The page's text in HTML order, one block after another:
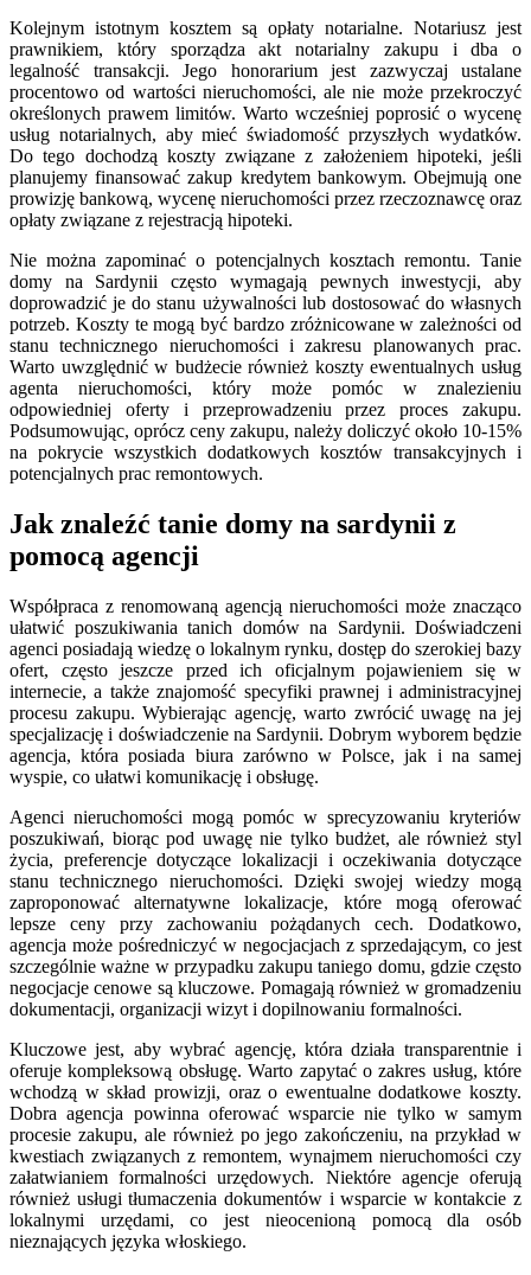
Kolejnym istotnym kosztem są opłaty notarialne. Notariusz jest
prawnikiem, który sporządza akt notarialny zakupu i dba o
legalność transakcji. Jego honorarium jest zazwyczaj ustalane
procentowo od wartości nieruchomości, ale nie może przekroczyć
określonych prawem limitów. Warto wcześniej poprosić o wycenę
usług notarialnych, aby mieć świadomość przyszłych wydatków.
Do tego dochodzą koszty związane z założeniem hipoteki, jeśli
planujemy finansować zakup kredytem bankowym. Obejmują one
prowizję bankową, wycenę nieruchomości przez rzeczoznawcę oraz
opłaty związane z rejestracją hipoteki.
Nie można zapominać o potencjalnych kosztach remontu. Tanie
domy na Sardynii często wymagają pewnych inwestycji, aby
doprowadzić je do stanu używalności lub dostosować do własnych
potrzeb. Koszty te mogą być bardzo zróżnicowane w zależności od
stanu technicznego nieruchomości i zakresu planowanych prac.
Warto uwzględnić w budżecie również koszty ewentualnych usług
agenta nieruchomości, który może pomóc w znalezieniu
odpowiedniej oferty i przeprowadzeniu przez proces zakupu.
Podsumowując, oprócz ceny zakupu, należy doliczyć około 10-15%
na pokrycie wszystkich dodatkowych kosztów transakcyjnych i
potencjalnych prac remontowych.
Jak znaleźć tanie domy na sardynii z
pomocą agencji
Współpraca z renomowaną agencją nieruchomości może znacząco
ułatwić poszukiwania tanich domów na Sardynii. Doświadczeni
agenci posiadają wiedzę o lokalnym rynku, dostęp do szerokiej bazy
ofert, często jeszcze przed ich oficjalnym pojawieniem się w
internecie, a także znajomość specyfiki prawnej i administracyjnej
procesu zakupu. Wybierając agencję, warto zwrócić uwagę na jej
specjalizację i doświadczenie na Sardynii. Dobrym wyborem będzie
agencja, która posiada biura zarówno w Polsce, jak i na samej
wyspie, co ułatwi komunikację i obsługę.
Agenci nieruchomości mogą pomóc w sprecyzowaniu kryteriów
poszukiwań, biorąc pod uwagę nie tylko budżet, ale również styl
życia, preferencje dotyczące lokalizacji i oczekiwania dotyczące
stanu technicznego nieruchomości. Dzięki swojej wiedzy mogą
zaproponować alternatywne lokalizacje, które mogą oferować
lepsze ceny przy zachowaniu pożądanych cech. Dodatkowo,
agencja może pośredniczyć w negocjacjach z sprzedającym, co jest
szczególnie ważne w przypadku zakupu taniego domu, gdzie często
negocjacje cenowe są kluczowe. Pomagają również w gromadzeniu
dokumentacji, organizacji wizyt i dopilnowaniu formalności.
Kluczowe jest, aby wybrać agencję, która działa transparentnie i
oferuje kompleksową obsługę. Warto zapytać o zakres usług, które
wchodzą w skład prowizji, oraz o ewentualne dodatkowe koszty.
Dobra agencja powinna oferować wsparcie nie tylko w samym
procesie zakupu, ale również po jego zakończeniu, na przykład w
kwestiach związanych z remontem, wynajmem nieruchomości czy
załatwianiem formalności urzędowych. Niektóre agencje oferują
również usługi tłumaczenia dokumentów i wsparcie w kontakcie z
lokalnymi urzędami, co jest nieocenioną pomocą dla osób
nieznających języka włoskiego.